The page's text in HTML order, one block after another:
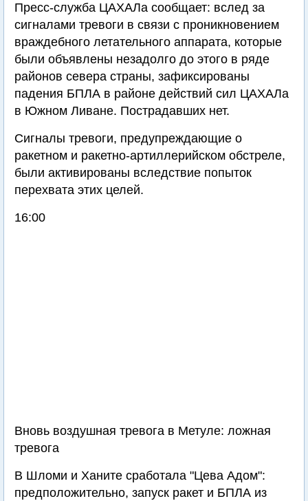
Пресс-служба ЦАХАЛа сообщает: вслед за
сигналами тревоги в связи с проникновением
враждебного летательного аппарата, которые
были объявлены незадолго до этого в ряде
районов севера страны, зафиксированы
падения БПЛА в районе действий сил ЦАХАЛа
в Южном Ливане. Пострадавших нет.
Сигналы тревоги, предупреждающие о
ракетном и ракетно-артиллерийском обстреле,
были активированы вследствие попыток
перехвата этих целей.
16:00
Вновь воздушная тревога в Метуле: ложная
тревога
В Шломи и Ханите сработала "Цева Адом":
предположительно, запуск ракет и БПЛА из